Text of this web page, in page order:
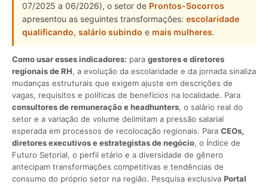
07/2025 a 06/2026), o setor de Prontos-Socorros
apresentou as seguintes transformações: escolaridade
qualificando, salário subindo e mais mulheres.
Como usar esses indicadores: para gestores e diretores
regionais de RH, a evolução da escolaridade e da jornada sinaliza
mudanças estruturais que exigem ajuste em descrições de
vagas, requisitos e políticas de benefícios na localidade. Para
consultores de remuneração e headhunters, o salário real do
setor e a variação de volume delimitam a pressão salarial
esperada em processos de recolocação regionais. Para CEOs,
diretores executivos e estrategistas de negócio, o Índice de
Futuro Setorial, o perfil etário e a diversidade de gênero
antecipam transformações competitivas e tendências de
consumo do próprio setor na região. Pesquisa exclusiva Portal